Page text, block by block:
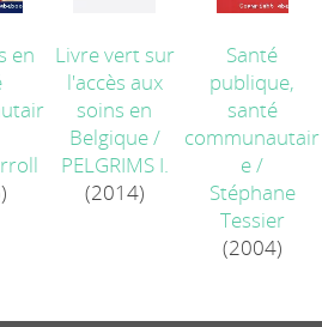
en
Livre vert sur
l'accès aux
soins en
Belgique/
PELGRIMS I.
(2014)
Santé
publique,
santé
communautair
e/
Stéphane
Tessier
(2004)